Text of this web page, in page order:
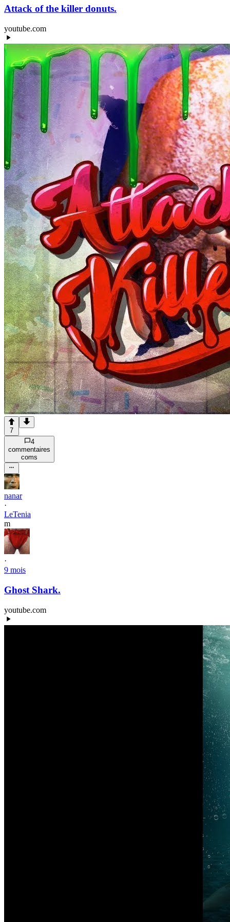
Attack of the killer donuts.
youtube.com
7
4
commentaires
coms
nanar
·
LeTenia
m
·
9 mois
Ghost Shark.
youtube.com